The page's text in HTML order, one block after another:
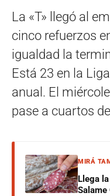
La «T» llegó al
cinco refuerzos
igualdad la
Está 23 en la
anual. El
pase a cuartos
MIRÁ
Llega
Salame